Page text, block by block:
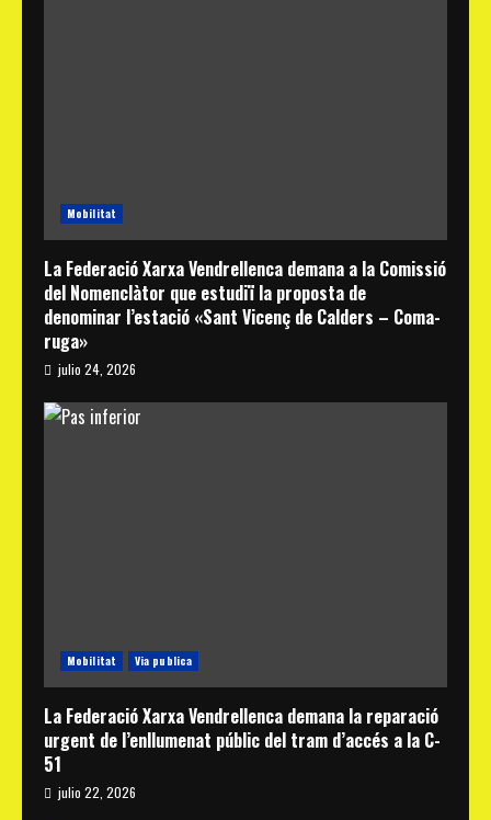
Mobilitat
La Federació Xarxa Vendrellenca demana a la Comissió
del Nomenclàtor que estudiï la proposta de
denominar l’estació «Sant Vicenç de Calders – Coma-
ruga»
julio 24, 2026
Mobilitat Via publica
La Federació Xarxa Vendrellenca demana la reparació
urgent de l’enllumenat públic del tram d’accés a la C-
51
julio 22, 2026